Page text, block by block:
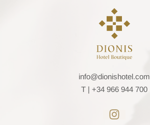
info@dionishotel.com
T | +34 966 944 700